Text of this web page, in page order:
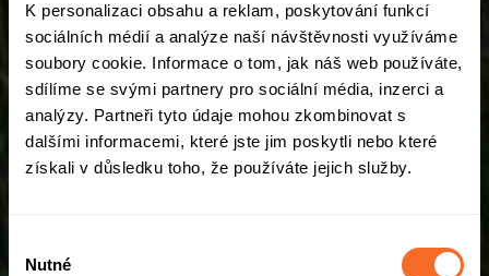
K personalizaci obsahu a reklam, poskytování funkcí
sociálních médií a analýze naší návštěvnosti využíváme
soubory cookie. Informace o tom, jak náš web používáte,
sdílíme se svými partnery pro sociální média, inzerci a
analýzy. Partneři tyto údaje mohou zkombinovat s
dalšími informacemi, které jste jim poskytli nebo které
získali v důsledku toho, že používáte jejich služby.
souhlasu
Nutné